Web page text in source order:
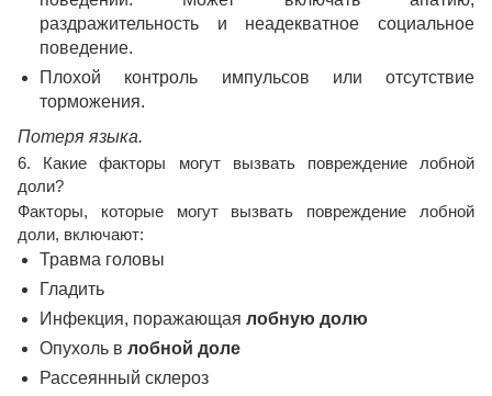
раздражительность и неадекватное социальное
поведение.
Плохой контроль импульсов или отсутствие
торможения.
Потеря языка.
6. Какие факторы могут вызвать повреждение лобной
доли?
Факторы, которые могут вызвать повреждение лобной
доли, включают:
Травма головы
Гладить
Инфекция, поражающая лобную долю
Опухоль в лобной доле
Рассеянный склероз